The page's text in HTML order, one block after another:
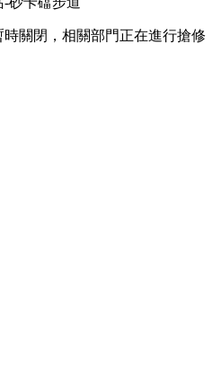
關閉，相關部門正在進行搶修